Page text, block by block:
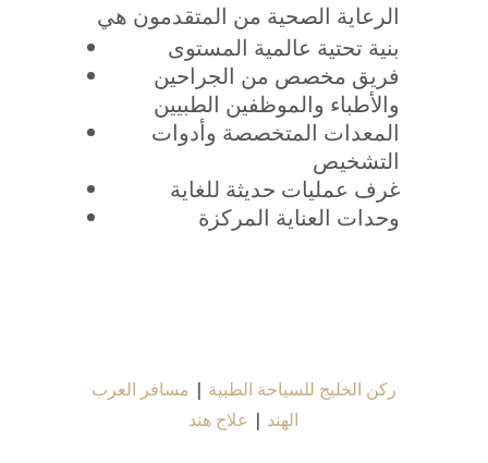
الرعاية الصحية من المتقدمون هي
بنية تحتية عالمية المستوى
فريق مخصص من الجراحين
والأطباء والموظفين الطبيين
المعدات المتخصصة وأدوات
التشخيص
غرف عمليات حديثة للغاية
وحدات العناية المركزة
ركن الخليج للسياحة الطبية | مسافر العرب
الهند | علاج هند